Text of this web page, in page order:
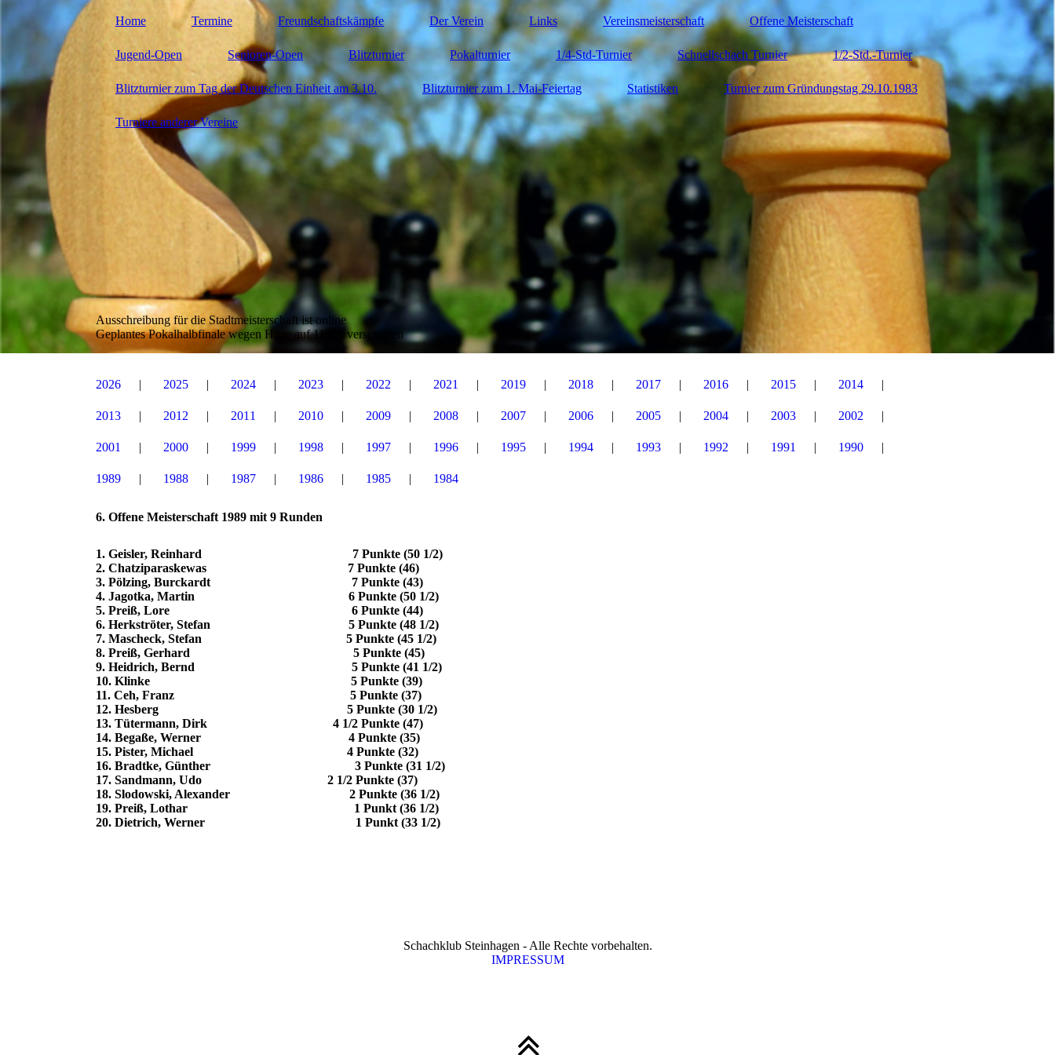
Home Termine Freundschaftskämpfe Der Verein Links Vereinsmeisterschaft Offene Meisterschaft
Jugend-Open Senioren-Open Blitzturnier Pokalturnier 1/4-Std-Turnier Schnellschach Turnier 1/2-Std.-Turnier
Blitzturnier zum Tag der Deutschen Einheit am 3.10. Blitzturnier zum 1. Mai-Feiertag Statistiken Turnier zum Gründungstag 29.10.1983
Turniere anderer Vereine
Ausschreibung für die Stadtmeisterschaft ist online
Geplantes Pokalhalbfinale wegen Hitze auf 11.07. verschoben
2026 2025 2024 2023 2022 2021 2019 2018 2017 2016 2015 2014
2013 2012 2011 2010 2009 2008 2007 2006 2005 2004 2003 2002
2001 2000 1999 1998 1997 1996 1995 1994 1993 1992 1991 1990
1989 1988 1987 1986 1985 1984
6. Offene Meisterschaft 1989 mit 9 Runden
1. Geisler, Reinhard 7 Punkte (50 1/2)
2. Chatziparaskewas 7 Punkte (46)
3. Pölzing, Burckardt 7 Punkte (43)
4. Jagotka, Martin 6 Punkte (50 1/2)
5. Preiß, Lore 6 Punkte (44)
6. Herkströter, Stefan 5 Punkte (48 1/2)
7. Mascheck, Stefan 5 Punkte (45 1/2)
8. Preiß, Gerhard 5 Punkte (45)
9. Heidrich, Bernd 5 Punkte (41 1/2)
10. Klinke 5 Punkte (39)
11. Ceh, Franz 5 Punkte (37)
12. Hesberg 5 Punkte (30 1/2)
13. Tütermann, Dirk 4 1/2 Punkte (47)
14. Begaße, Werner 4 Punkte (35)
15. Pister, Michael 4 Punkte (32)
16. Bradtke, Günther 3 Punkte (31 1/2)
17. Sandmann, Udo 2 1/2 Punkte (37)
18. Slodowski, Alexander 2 Punkte (36 1/2)
19. Preiß, Lothar 1 Punkt (36 1/2)
20. Dietrich, Werner 1 Punkt (33 1/2)
Schachklub Steinhagen - Alle Rechte vorbehalten.
IMPRESSUM